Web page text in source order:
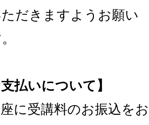
だきますようお願い
払いについて】
に受講料のお振込をお